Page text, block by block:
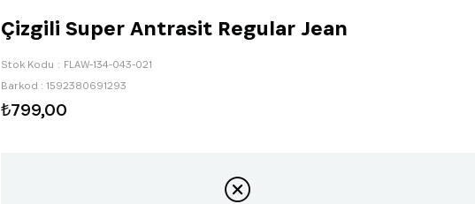
Çizgili Super Antrasit Regular Jean
Stok Kodu
FLAW-134-043-021
Barkod : 1592380691293
₺799,00